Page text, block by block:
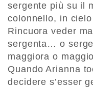
sergente più su il
colonnello, in
Rincuora veder
sergenta… o
maggiora o
Quando Arianna
decidere s’esser